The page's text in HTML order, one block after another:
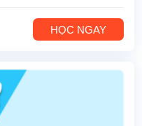
HỌC NGAY